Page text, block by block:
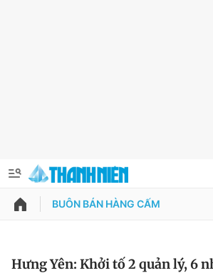
QUẢNG CÁO
Thông tin tài khoản
BUÔN BÁN HÀNG CẤM
Hưng Yên: Khởi tố 2 quản lý, 6